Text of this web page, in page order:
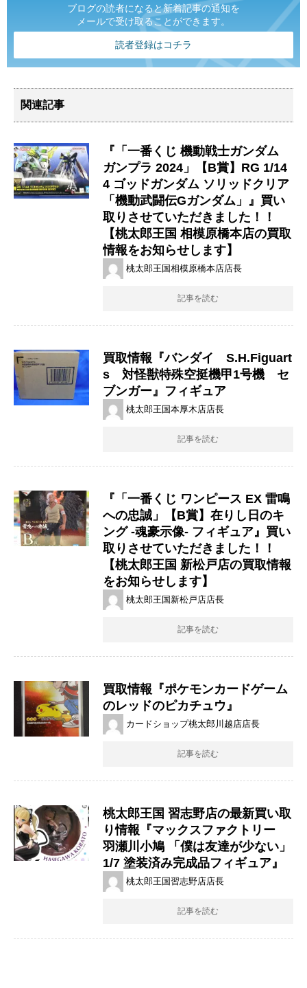
ブログの読者になると新着記事の通知を
メールで受け取ることができます。
読者登録はコチラ
関連記事
『「一番くじ 機動戦士ガンダム
ガンプラ 2024」【B賞】RG 1/14
4 ゴッドガンダム ソリッドクリア
「機動武闘伝Gガンダム」』買い
取りさせていただきました！！
【桃太郎王国 相模原橋本店の買取
情報をお知らせします】
桃太郎王国相模原橋本店店長
記事を読む
買取情報『バンダイ S.H.Figuart
s 対怪獣特殊空挺機甲1号機 セ
ブンガー』フィギュア
桃太郎王国本厚木店店長
記事を読む
『「一番くじ ​ワンピース ​EX ​雷鳴
への忠誠」【​B賞】在りし日のキ
ング ​-魂豪示像- ​フィギュア』買い
取りさせていただきました！！
【桃太郎王国 新松戸店の買取情報
をお知らせします】
桃太郎王国新松戸店店長
記事を読む
買取情報『ポケモンカードゲーム
のレッドのピカチュウ』
カードショップ桃太郎川越店店長
記事を読む
桃太郎王国 習志野店の最新買い取
り情報『マックスファクトリー
羽瀬川小鳩 ​「僕は友達が少ない」
​1/7 ​塗装済み完成品フィギュア』
桃太郎王国習志野店店長
記事を読む